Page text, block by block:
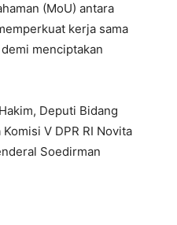
(MoU) antara
kerja sama
menciptakan
Deputi Bidang
V DPR RI Novita
Soedirman